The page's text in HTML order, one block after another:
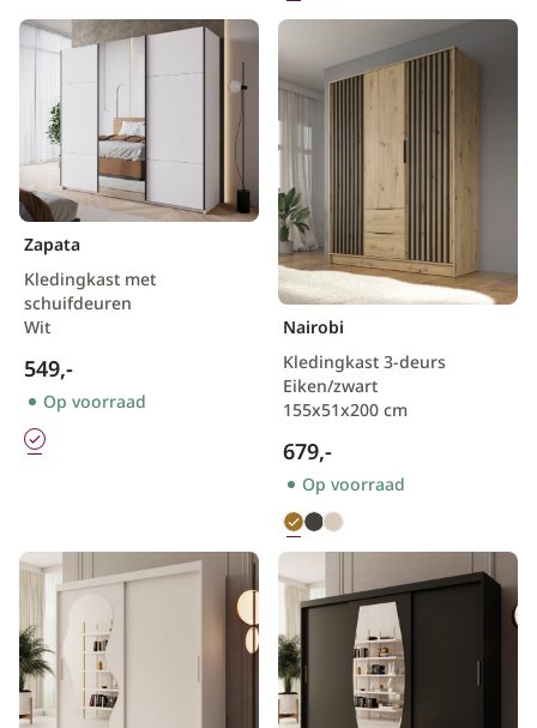
Zapata
Kledingkast met
schuifdeuren
Wit
549,-
Op voorraad
Nairobi
Kledingkast 3-deurs
Eiken/zwart
155x51x200 cm
679,-
Op voorraad